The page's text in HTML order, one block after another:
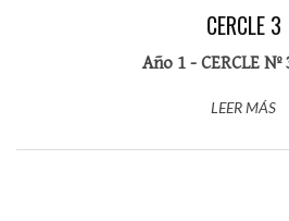
CERCLE 3
Año 1 - CERCLE Nº
LEER MÁS